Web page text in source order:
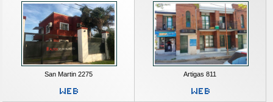
San Martin 2275 Artigas 811